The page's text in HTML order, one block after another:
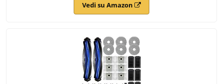
Vedi su Amazon